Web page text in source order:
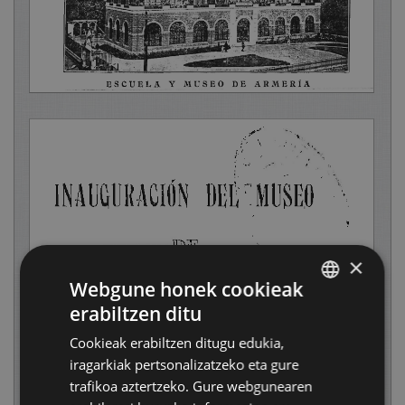
×
Webgune honek cookieak
erabiltzen ditu
Cookieak erabiltzen ditugu edukia,
iragarkiak pertsonalizatzeko eta gure
trafikoa aztertzeko. Gure webgunearen